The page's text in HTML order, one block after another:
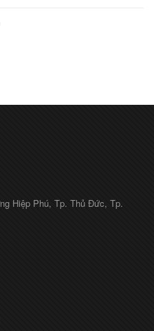
Hiệp Phú, Tp. Thủ Đức, Tp.